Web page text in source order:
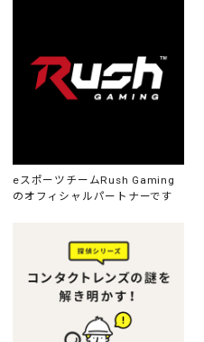
eスポーツチームRush Gaming
のオフィシャルパートナーです